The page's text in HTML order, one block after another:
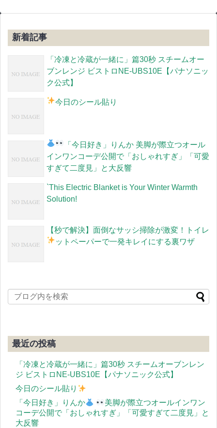
新着記事
「冷凍と冷蔵が一緒に」篇30秒 スチームオー
ブンレンジ ビストロNE-UBS10E【パナソニッ
ク公式】
今日のシール貼り
「今日好き」りんか 美脚が際立つオール
インワンコーデ公開で「おしゃれすぎ」「可愛
すぎて二度見」と大反響
`This Electric Blanket is Your Winter Warmth
Solution!
【秒で解決】面倒なサッシ掃除が激変！トイレ
ットペーパーで一発キレイにする裏ワザ
最近の投稿
「冷凍と冷蔵が一緒に」篇30秒 スチームオーブンレン
ジ ビストロNE-UBS10E【パナソニック公式】
今日のシール貼り
「今日好き」りんか
美脚が際立つオールインワン
コーデ公開で「おしゃれすぎ」「可愛すぎて二度見」と
大反響